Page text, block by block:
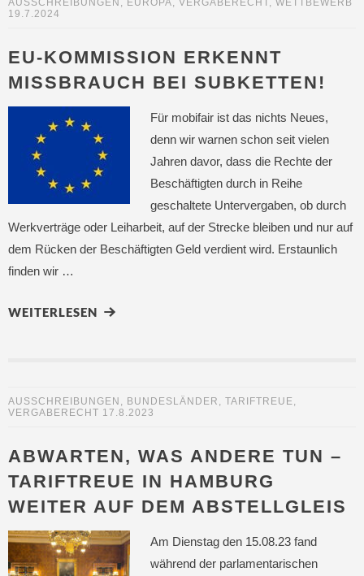
AUSSCHREIBUNGEN , EUROPA, VERGABERECHT, WETTBEWERB
19.7.2024
EU-KOMMISSION ERKENNT
MISSBRAUCH BEI SUBKETTEN!
Für mobifair ist das nichts Neues,
denn wir warnen schon seit vielen
Jahren davor, dass die Rechte der
Beschäftigten durch in Reihe
geschaltete Untervergaben, ob durch
Werkverträge oder Leiharbeit, auf der Strecke bleiben und nur auf
dem Rücken der Beschäftigten Geld verdient wird. Erstaunlich
finden wir …
WEITERLESEN
AUSSCHREIBUNGEN , BUNDESLÄNDER , TARIFTREUE,
VERGABERECHT 17.8.2023
ABWARTEN, WAS ANDERE TUN –
TARIFTREUE IN HAMBURG
WEITER AUF DEM ABSTELLGLEIS
Am Dienstag den 15.08.23 fand
während der parlamentarischen